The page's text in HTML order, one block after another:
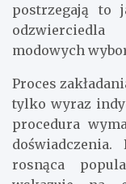
postrzegają to
modowych
Proces
tylko wyraz
procedura
rosnąca